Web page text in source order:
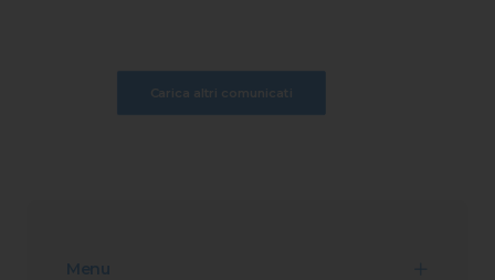
Menu
Carica altri comunicati